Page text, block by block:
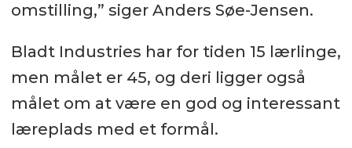
omstilling,” siger Anders Søe-Jensen.
Bladt Industries har for tiden 15 lærlinge,
men målet er 45, og deri ligger også
målet om at være en god og interessant
læreplads med et formål.